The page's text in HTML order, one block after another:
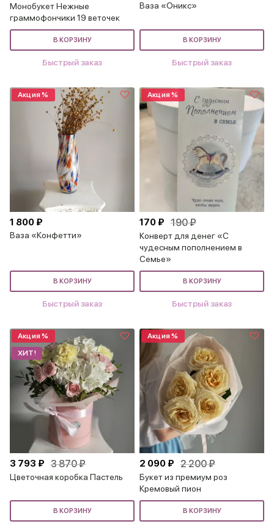
Монобукет Нежные
граммофончики 19 веточек
В КОРЗИНУ
Быстрый заказ
Ваза «Оникс»
В КОРЗИНУ
Быстрый заказ
Акция %
1 800 ₽
Ваза «Конфетти»
В КОРЗИНУ
Быстрый заказ
Акция %
170 ₽ 190 ₽
Конверт для денег «С
чудесным пополнением в
Семье»
В КОРЗИНУ
Быстрый заказ
Акция %
ХИТ!
3 793 ₽ 3 870 ₽
Цветочная коробка Пастель
В КОРЗИНУ
Акция %
2 090 ₽ 2 200 ₽
Букет из премиум роз
Кремовый пион
В КОРЗИНУ